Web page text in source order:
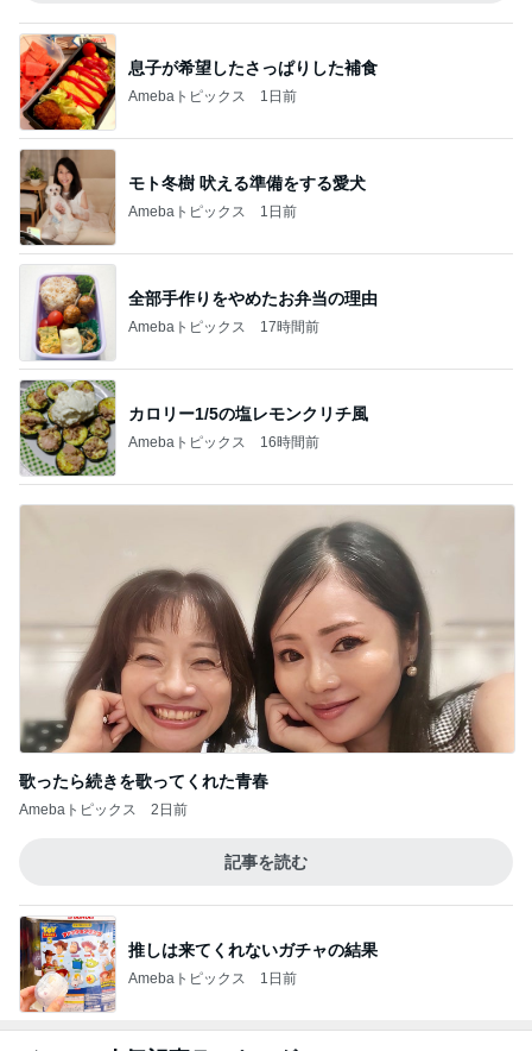
息子が希望したさっぱりした補食
Amebaトピックス 1日前
モト冬樹 吠える準備をする愛犬
Amebaトピックス 1日前
全部手作りをやめたお弁当の理由
Amebaトピックス 17時間前
カロリー1/5の塩レモンクリチ風
Amebaトピックス 16時間前
歌ったら続きを歌ってくれた青春
Amebaトピックス 2日前
記事を読む
推しは来てくれないガチャの結果
Amebaトピックス 1日前